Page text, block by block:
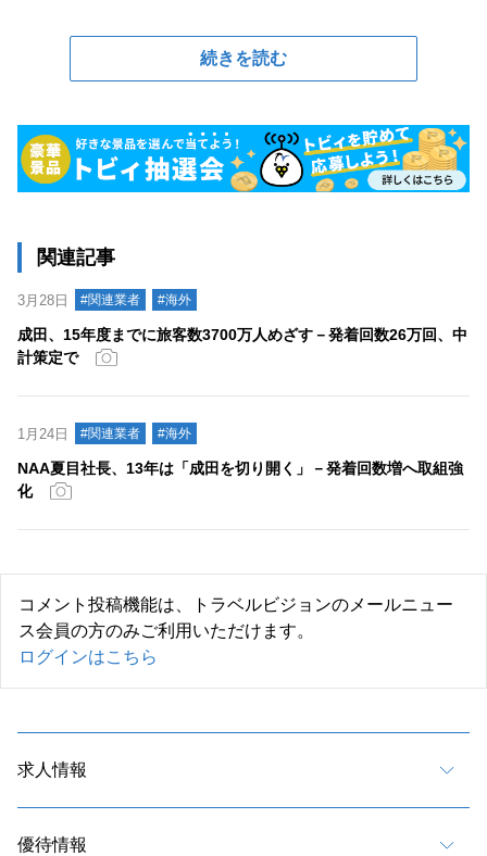
続きを読む
関連記事
3月28日 #関連業者 #海外
成田、15年度までに旅客数3700万人めざす－発着回数26万回、中
計策定で
1月24日 #関連業者 #海外
NAA夏目社長、13年は「成田を切り開く」－発着回数増へ取組強
化
コメント投稿機能は、トラベルビジョンのメールニュー
ス会員の方のみご利用いただけます。
ログインはこちら
求人情報
優待情報